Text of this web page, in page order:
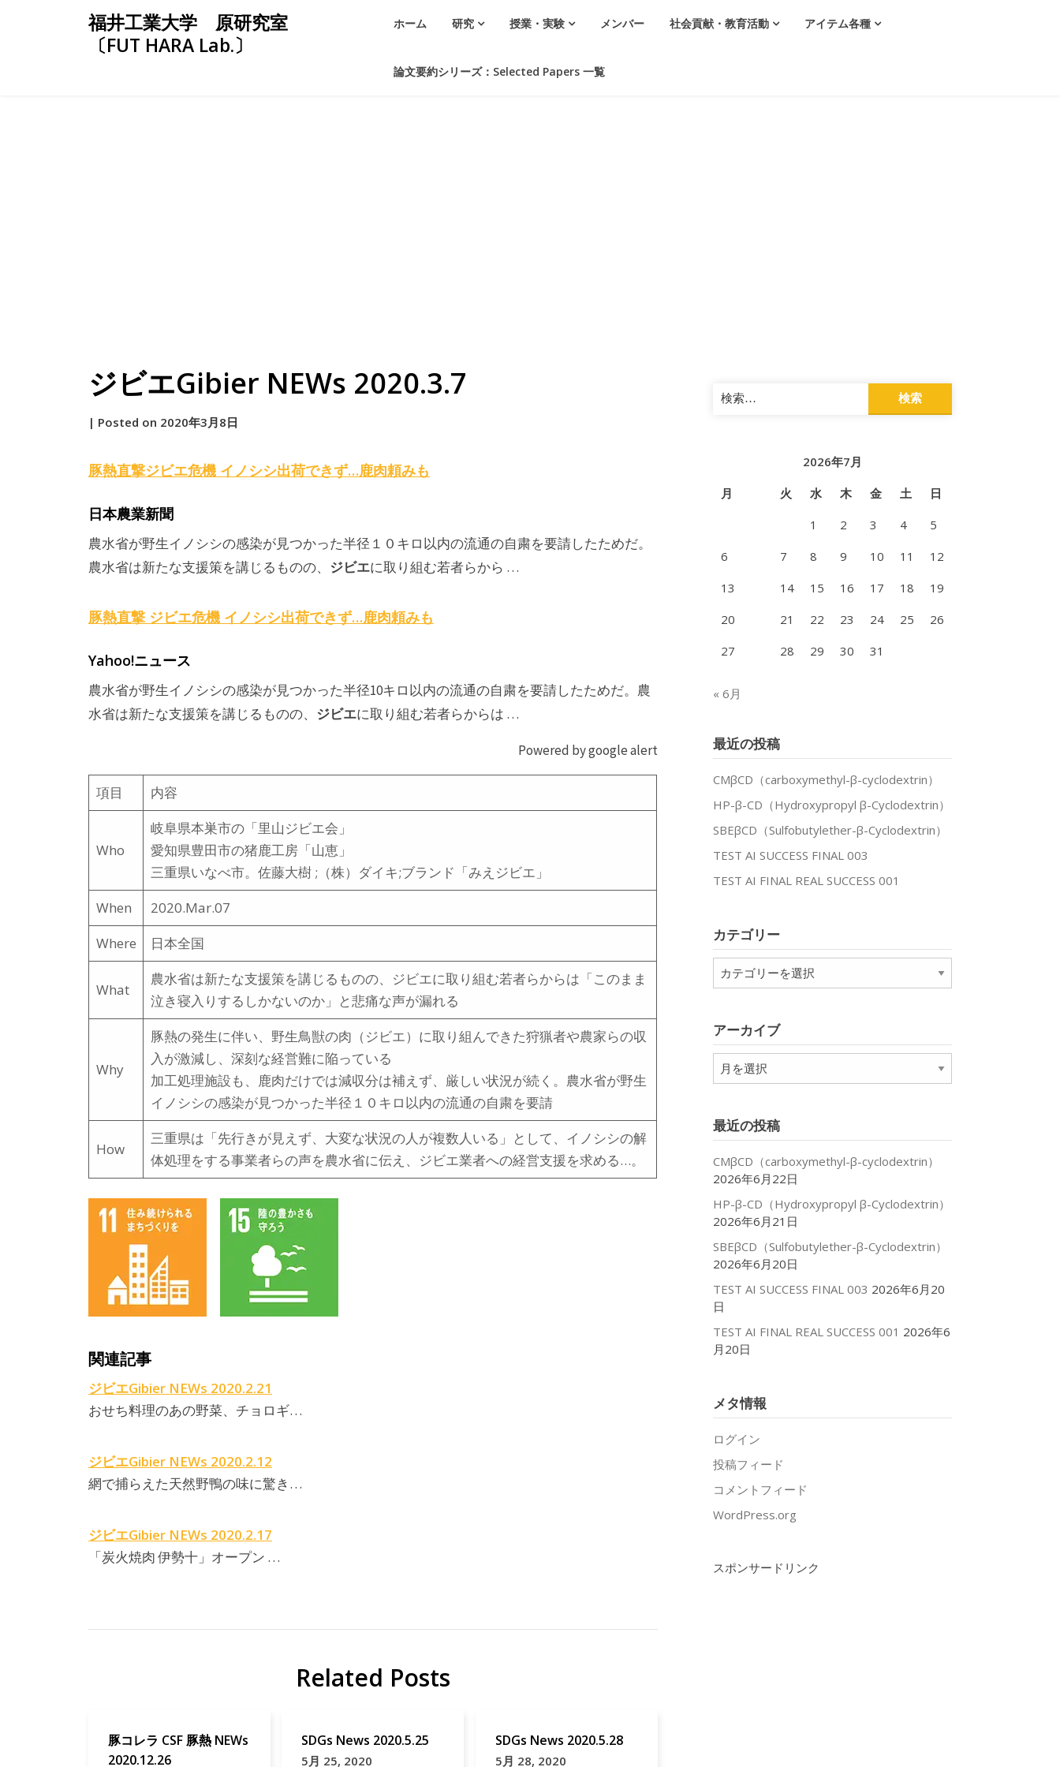
福井工業大学 原研究室
〔FUT HARA Lab.〕
ホーム 研究 授業・実験 メンバー 社会貢献・教育活動 アイテム各種
論文要約シリーズ：Selected Papers 一覧
ジビエGibier NEWs 2020.3.7
by
| Posted on 2020年3月8日
豚熱直撃ジビエ危機 イノシシ出荷できず…鹿肉頼みも
日本農業新聞
農水省が野生イノシシの感染が見つかった半径１０キロ以内の流通の自粛を要請したためだ。
農水省は新たな支援策を講じるものの、 ジビエに取り組む若者らから …
豚熱直撃 ジビエ危機 イノシシ出荷できず…鹿肉頼みも
Yahoo!ニュース
農水省が野生イノシシの感染が見つかった半径10キロ以内の流通の自粛を要請したためだ。農
水省は新たな支援策を講じるものの、 ジビエに取り組む若者らからは …
Powered by google alert
項目 内容
Who
岐阜県本巣市の「里山ジビエ会」
愛知県豊田市の猪鹿工房「山恵」
三重県いなべ市。佐藤大樹 ;（株）ダイキ;ブランド「みえジビエ」
When
2020.Mar.07
Where
日本全国
What
農水省は新たな支援策を講じるものの、ジビエに取り組む若者らからは「このまま
泣き寝入りするしかないのか」と悲痛な声が漏れる
Why
豚熱の発生に伴い、野生鳥獣の肉（ジビエ）に取り組んできた狩猟者や農家らの収
入が激減し、深刻な経営難に陥っている
加工処理施設も、鹿肉だけでは減収分は補えず、厳しい状況が続く。農水省が野生
イノシシの感染が見つかった半径１０キロ以内の流通の自粛を要請
How
三重県は「先行きが見えず、大変な状況の人が複数人いる」として、イノシシの解
体処理をする事業者らの声を農水省に伝え、ジビエ業者への経営支援を求める…。
関連記事
ジビエGibier NEWs 2020.2.21
おせち料理のあの野菜、チョロギ…
ジビエGibier NEWs 2020.2.12
網で捕らえた天然野鴨の味に驚き…
ジビエGibier NEWs 2020.2.17
「炭火焼肉 伊勢十」オープン …
Related Posts
豚コレラ CSF 豚熱 NEWs
2020.12.26
SDGs News 2020.5.25
5月 25, 2020
SDGs News 2020.5.28
5月 28, 2020
検
索:
2026年7月
月
火 水 木 金 土
日
1
2 3 4
5
6
7 8 9 10 11
12
13
14 15 16 17 18
19
20
21 22 23 24 25
26
27
28 29 30 31
« 6月
最近の投稿
CMβCD（carboxymethyl-β-cyclodextrin）
HP-β-CD（Hydroxypropyl β-Cyclodextrin）
SBEβCD（Sulfobutylether-β-Cyclodextrin）
TEST AI SUCCESS FINAL 003
TEST AI FINAL REAL SUCCESS 001
カテゴリー
テ
ー
アーカイブ
ア
ー
ブ
最近の投稿
CMβCD（carboxymethyl-β-cyclodextrin）
2026年6月22日
HP-β-CD（Hydroxypropyl β-Cyclodextrin）
2026年6月21日
SBEβCD（Sulfobutylether-β-Cyclodextrin）
2026年6月20日
TEST AI SUCCESS FINAL 003 2026年6月20
日
TEST AI FINAL REAL SUCCESS 001 2026年6
月20日
メタ情報
ログイン
投稿フィード
コメントフィード
WordPress.org
スポンサードリンク